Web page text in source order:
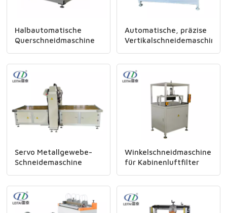
Halbautomatische
Querschneidmaschine
Automatische, präzise
Vertikalschneidemaschine
Servo Metallgewebe-
Schneidemaschine
Winkelschneidmaschine
für Kabinenluftfilter